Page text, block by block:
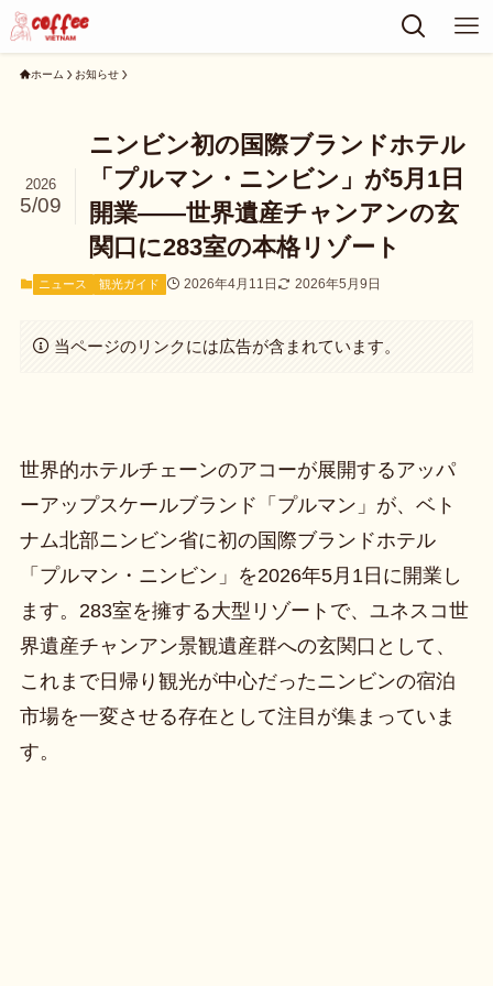
ホーム お知らせ
ニンビン初の国際ブランドホテル
「プルマン・ニンビン」が5月1日
開業——世界遺産チャンアンの玄
関口に283室の本格リゾート
2026
5/09
ニュース 観光ガイド 2026年4月11日 2026年5月9日
当ページのリンクには広告が含まれています。
世界的ホテルチェーンのアコーが展開するアッパ
ーアップスケールブランド「プルマン」が、ベト
ナム北部ニンビン省に初の国際ブランドホテル
「プルマン・ニンビン」を2026年5月1日に開業し
ます。283室を擁する大型リゾートで、ユネスコ世
界遺産チャンアン景観遺産群への玄関口として、
これまで日帰り観光が中心だったニンビンの宿泊
市場を一変させる存在として注目が集まっていま
す。